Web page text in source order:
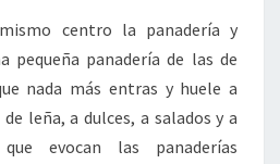
centro la panadería y
pequeña panadería de las de
nada más entras y huele a
leña, a dulces, a salados y a
evocan las panaderías